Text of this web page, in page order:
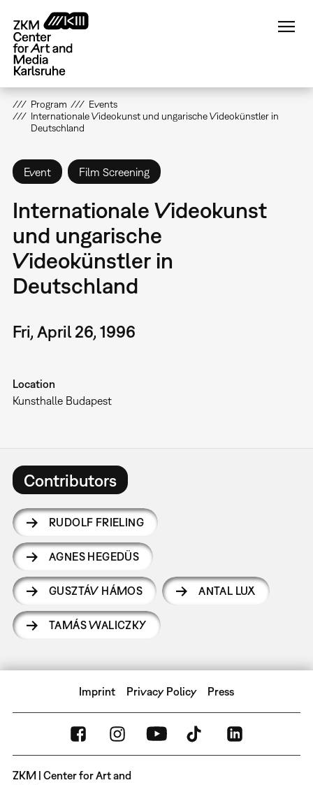
main
content
Program
Events
Internationale Videokunst und ungarische Videokünstler in
Deutschland
Event Film Screening
Internationale Videokunst
und ungarische
Videokünstler in
Deutschland
Fri, April 26, 1996
Location
Kunsthalle Budapest
Contributors
RUDOLF FRIELING
AGNES HEGEDÜS
GUSZTÁV HÁMOS ANTAL LUX
TAMÁS WALICZKY
Imprint Privacy Policy Press
ZKM | Center for Art and